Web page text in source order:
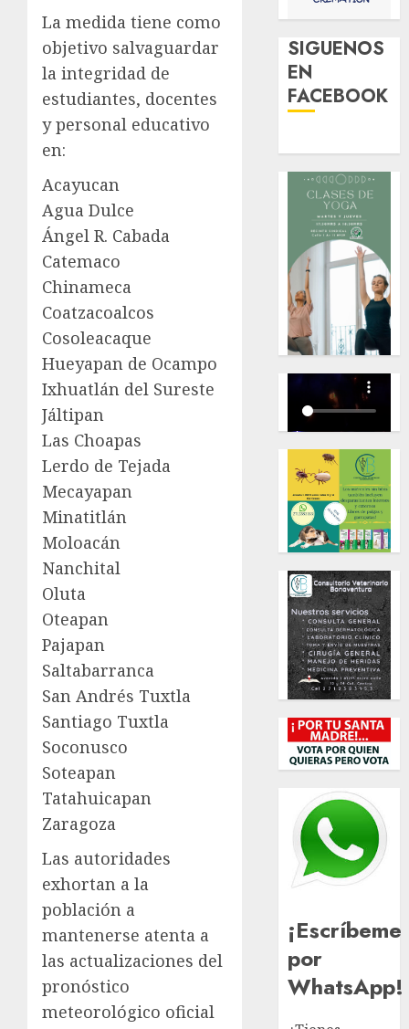
La medida tiene como
objetivo salvaguardar
la integridad de
estudiantes, docentes
y personal educativo
en:
Acayucan
Agua Dulce
Ángel R. Cabada
Catemaco
Chinameca
Coatzacoalcos
Cosoleacaque
Hueyapan de Ocampo
Ixhuatlán del Sureste
Jáltipan
Las Choapas
Lerdo de Tejada
Mecayapan
Minatitlán
Moloacán
Nanchital
Oluta
Oteapan
Pajapan
Saltabarranca
San Andrés Tuxtla
Santiago Tuxtla
Soconusco
Soteapan
Tatahuicapan
Zaragoza
Las autoridades
exhortan a la
población a
mantenerse atenta a
las actualizaciones del
pronóstico
meteorológico oficial
SIGUENOS
EN
FACEBOOK
¡Escríbeme
por
WhatsApp!